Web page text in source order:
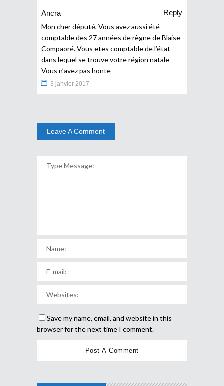
Ancra
Reply
Mon cher député, Vous avez aussi été
comptable des 27 années de règne de Blaise
Compaoré. Vous etes comptable de l’état
dans lequel se trouve votre région natale
Vous n’avez pas honte
3 janvier 2017
Leave A Comment
Save my name, email, and website in this
browser for the next time I comment.